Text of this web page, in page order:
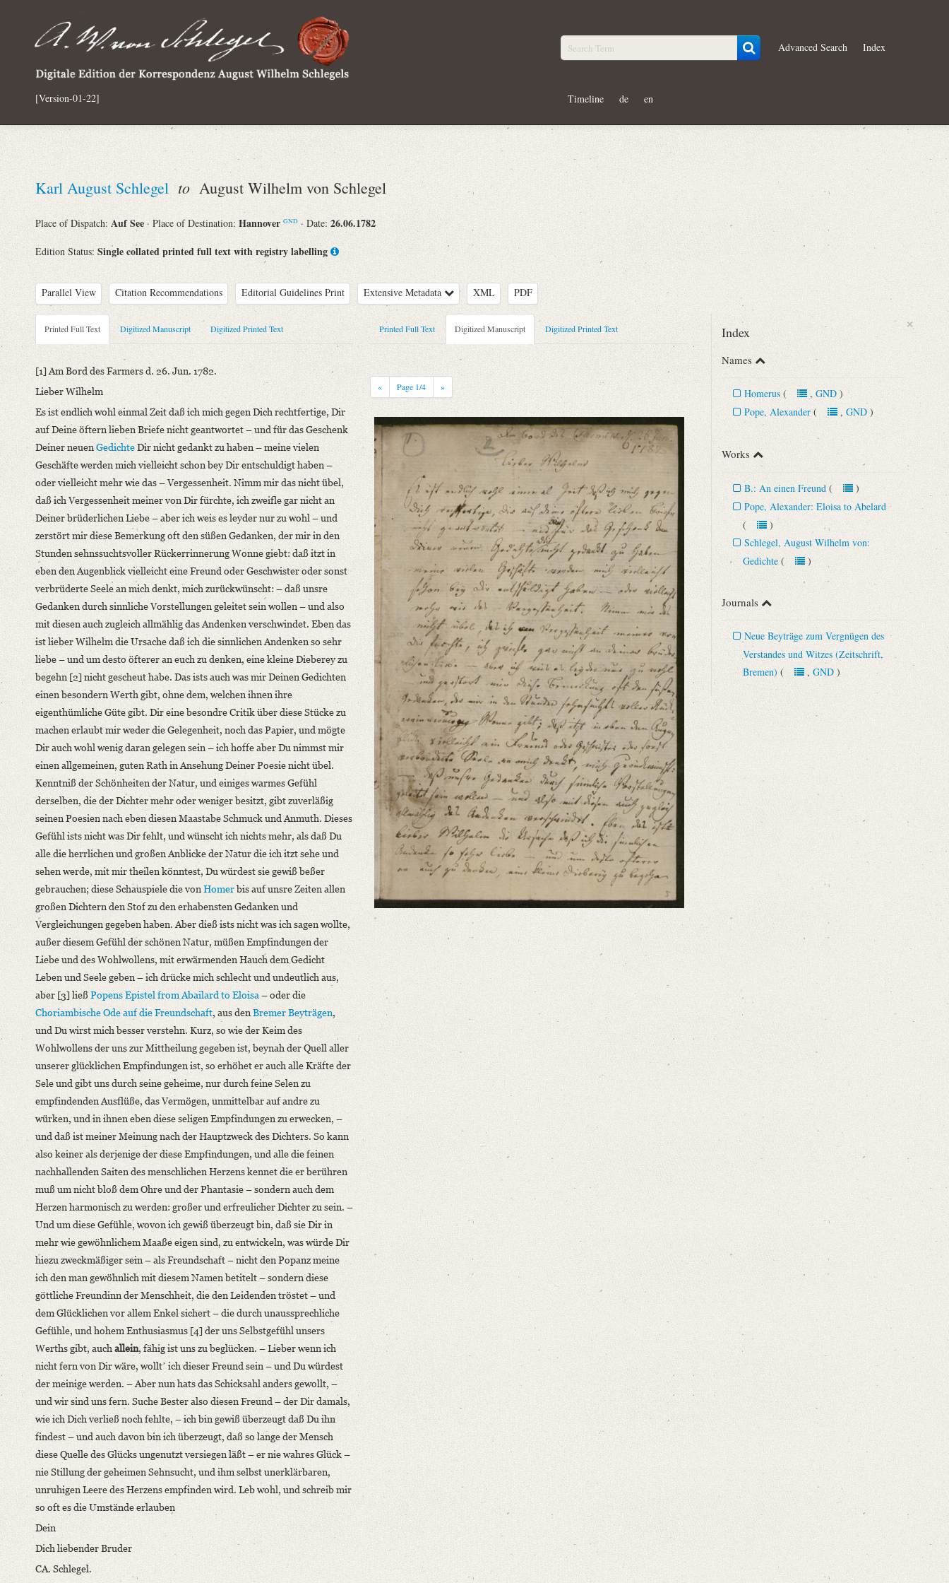
[Version-01-22]
Advanced Search Index
Timeline de en
Karl August Schlegel to August Wilhelm von Schlegel
Place of Dispatch: Auf See · Place of Destination: Hannover GND · Date: 26.06.1782
Edition Status: Single collated printed full text with registry labelling
Parallel View Citation Recommendations Editorial Guidelines Print Extensive Metadata XML PDF
Metadata Concerning Header
Sender: Karl August Schlegel
Recipient: August Wilhelm von Schlegel
Place of Dispatch: Auf See
Place of Destination: Hannover
Date: 26.06.1782
Notations: Empfangsort erschlossen.
Printed Text
Provider: Dresden, Sächsische Landesbibliothek - Staats- und Universitätsbibliothek
OAI Id: 362895996
Bibliography: Walzel, Oskar: Neue Quellen zur Geschichte der älteren romantischen Schule. In: Zeitschrift für die österreichischen Gymnasien 43 (1892), S. 289‒291.
Incipit: „[1] Am Bord des Farmers d. 26. Jun. 1782.
Lieber Wilhelm
Es ist endlich wohl einmal Zeit daß ich mich gegen Dich rechtfertige, [...]“
Manuscript
Provider: Dresden, Sächsische Landesbibliothek - Staats- und Universitätsbibliothek
OAI Id: DE-611-36905
Classification Number: Mscr.Dresd.e.90,XIX,Bd.22,Nr.1
Number of Pages: 4 S. auf Doppelbl., hs. m. U.
Format: 18,7 x 11,6 cm
Language
German
Printed Full Text Digitized Manuscript Digitized Printed Text
[1] Am Bord des Farmers d. 26. Jun. 1782.
Lieber Wilhelm
Es ist endlich wohl einmal Zeit daß ich mich gegen Dich rechtfertige, Dir
auf Deine öftern lieben Briefe nicht geantwortet – und für das Geschenk
Deiner neuenGedichteDir nicht gedankt zu haben – meine vielen
Geschäfte werden mich vielleicht schon bey Dir entschuldigt haben –
oder vielleicht mehr wie das – Vergessenheit. Nimm mir das nicht übel,
daß ich Vergessenheit meiner von Dir fürchte, ich zweifle gar nicht an
Deiner brüderlichen Liebe – aber ich weis es leyder nur zu wohl – und
zerstört mir diese Bemerkung oft den süßen Gedanken, der mir in den
Stunden sehnssuchtsvoller Rückerrinnerung Wonne giebt: daß itzt in
eben den Augenblick vielleicht eine Freund oder Geschwister oder sonst
verbrüderte Seele an mich denkt, mich zurückwünscht: – daß unsre
Gedanken durch sinnliche Vorstellungen geleitet sein wollen – und also
mit diesen auch zugleich allmählig das Andenken verschwindet. Eben das
ist lieber Wilhelm die Ursache daß ich die sinnlichen Andenken so sehr
liebe – und um desto öfterer an euch zu denken, eine kleine Dieberey zu
begehn [2] nicht gescheut habe. Das ists auch was mir Deinen Gedichten
einen besondern Werth gibt, ohne dem, welchen ihnen ihre
eigenthümliche Güte gibt. Dir eine besondre Critik über diese Stücke zu
machen erlaubt mir weder die Gelegenheit, noch das Papier, und mögte
Dir auch wohl wenig daran gelegen sein –ich hoffe aber Du nimmst mir
einen allgemeinen, guten Rath in Ansehung Deiner Poesie nicht übel.
Kenntniß der Schönheiten der Natur, und einiges warmes Gefühl
derselben, die der Dichter mehr oder weniger besitzt, gibt zuverläßig
seinen Poesien nach eben diesen Maastabe Schmuck und Anmuth. Dieses
Gefühl ists nicht was Dir fehlt, und wünscht ich nichts mehr, als daß Du
alle die herrlichen und großen Anblicke der Natur die ich itzt sehe und
sehen werde, mit mir theilen könntest, Du würdest sie gewiß beßer
gebrauchen; diese Schauspiele die vonHomerbis auf unsre Zeiten allen
großen Dichtern den Stof zu den erhabensten Gedanken und
Vergleichungen gegeben haben. Aber dieß ists nicht was ich sagen wollte,
außer diesem Gefühl der schönen Natur, müßen Empfindungen der
Liebe und des Wohlwollens, mit erwärmenden Hauch dem Gedicht
Leben und Seele geben – ich drücke mich schlecht und undeutlich aus,
aber [3] ließPopensEpistel from Abailard to Eloisa – oder die
Choriambische Ode auf die Freundschaft, aus denBremer Beyträgen,
und Du wirst mich besser verstehn. Kurz, so wie der Keim des
Wohlwollens der uns zur Mittheilung gegeben ist, beynah der Quell aller
unserer glücklichen Empfindungen ist, so erhöhet er auch alle Kräfte der
Sele und gibt uns durch seine geheime, nur durch feine Selen zu
empfindenden Ausflüße, das Vermögen, unmittelbar auf andre zu
würken, und in ihnen eben diese seligen Empfindungen zu erwecken, –
und daß ist meiner Meinung nach der Hauptzweck des Dichters. So kann
also keiner als derjenige der diese Empfindungen, und alle die feinen
nachhallenden Saiten des menschlichen Herzens kennet die er berühren
muß um nicht bloß dem Ohre und der Phantasie – sondern auch dem
Herzen harmonisch zu werden: großer und erfreulicher Dichter zu sein. –
Und um diese Gefühle, wovon ich gewiß überzeugt bin, daß sie Dir in
mehr wie gewöhnlichem Maaße eigen sind, zu entwickeln, was würde Dir
hiezu zweckmäßiger sein – als Freundschaft – nicht den Popanz meine
ich den man gewöhnlich mit diesem Namen betitelt – sondern diese
göttliche Freundinn der Menschheit, die den Leidenden tröstet – und
dem Glücklichen vor allem Enkel sichert – die durch unaussprechliche
Gefühle, und hohem Enthusiasmus [4] der uns Selbstgefühl unsers
Werths gibt, auch allein, fähig ist uns zu beglücken. – Lieber wenn ich
nicht fern von Dir wäre, wolltʼ ich dieser Freund sein – und Du würdest
der meinige werden. – Aber nun hats das Schicksahl anders gewollt, –
und wir sind uns fern. Suche Bester also diesen Freund – der Dir damals,
wie ich Dich verließ noch fehlte, – ich bin gewiß überzeugt daß Du ihn
findest – und auch davon bin ich überzeugt, daß so lange der Mensch
diese Quelle des Glücks ungenutzt versiegen läßt – er nie wahres Glück –
nie Stillung der geheimen Sehnsucht, und ihm selbst unerklärbaren,
unruhigen Leere des Herzens empfinden wird. Leb wohl, und schreib mir
so oft es die Umstände erlauben
Dein
Dich liebender Bruder
CA. Schlegel.
Printed Full Text Digitized Manuscript Digitized Printed Text
« Page 1/4 »
×
Index
Names
Homerus (, GND)
Pope, Alexander (, GND)
Works
B.: An einen Freund ()
Pope, Alexander: Eloisa to Abelard
()
Schlegel, August Wilhelm von:
Gedichte ()
Journals
Neue Beyträge zum Vergnügen des
Verstandes und Witzes (Zeitschrift,
Bremen) (, GND)